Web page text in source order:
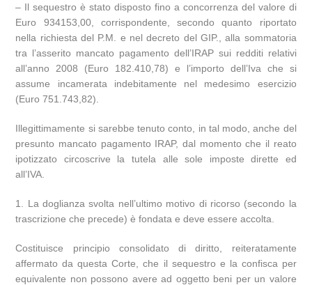
– Il sequestro è stato disposto fino a concorrenza del valore di
Euro 934153,00, corrispondente, secondo quanto riportato
nella richiesta del P.M. e nel decreto del GIP., alla sommatoria
tra l’asserito mancato pagamento dell’IRAP sui redditi relativi
all’anno 2008 (Euro 182.410,78) e l’importo dell’Iva che si
assume incamerata indebitamente nel medesimo esercizio
(Euro 751.743,82).
Illegittimamente si sarebbe tenuto conto, in tal modo, anche del
presunto mancato pagamento IRAP, dal momento che il reato
ipotizzato circoscrive la tutela alle sole imposte dirette ed
all’IVA.
1. La doglianza svolta nell’ultimo motivo di ricorso (secondo la
trascrizione che precede) è fondata e deve essere accolta.
Costituisce principio consolidato di diritto, reiteratamente
affermato da questa Corte, che il sequestro e la confisca per
equivalente non possono avere ad oggetto beni per un valore